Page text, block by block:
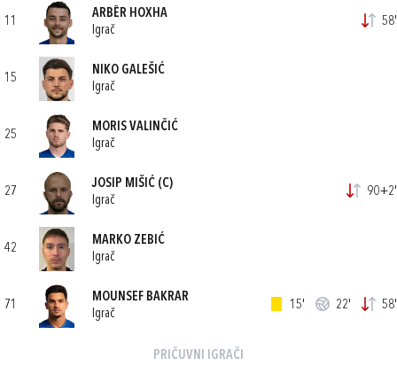
11
ARBËR HOXHA
Igrač
58'
15
NIKO GALEŠIĆ
Igrač
25
MORIS VALINČIĆ
Igrač
27
JOSIP MIŠIĆ (C)
Igrač
90+2'
42
MARKO ZEBIĆ
Igrač
71
MOUNSEF BAKRAR
Igrač
15' 22' 58'
PRIČUVNI IGRAČI